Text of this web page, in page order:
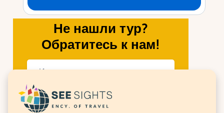
Не нашли тур?
Обратитесь к нам!